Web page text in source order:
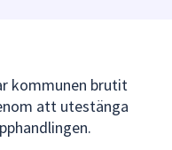
att
välja
något
kommunen brutit
att utestänga